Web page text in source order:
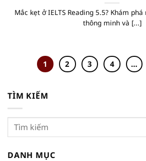
Mắc kẹt ở IELTS Reading 5.5? Khám
thông minh và [...]
1 2 3 4 …
TÌM KIẾM
DANH MỤC